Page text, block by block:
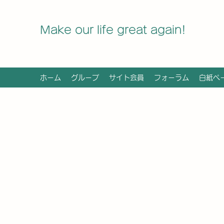
Make our life great again!
ホーム グループ サイト会員 フォーラム 白紙ペ